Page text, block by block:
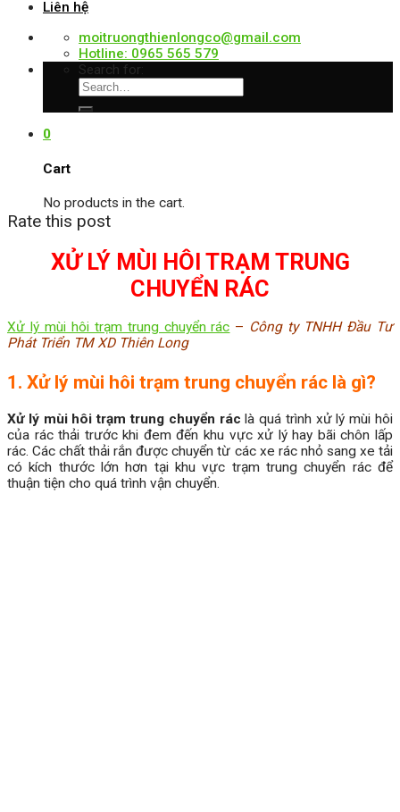
Liên hệ
moitruongthienlongco@gmail.com
Hotline: 0965 565 579
Search for:
0
Cart
No products in the cart.
Rate this post
XỬ LÝ MÙI HÔI TRẠM TRUNG
CHUYỂN RÁC
Xử lý mùi hôi trạm trung chuyển rác – Công ty TNHH Đầu Tư
Phát Triển TM XD Thiên Long
1. Xử lý mùi hôi trạm trung chuyển rác là gì?
Xử lý mùi hôi trạm trung chuyển ráclà quá trình xử lý mùi hôi
của rác thải trước khi đem đến khu vực xử lý hay bãi chôn lấp
rác. Các chất thải rắn được chuyển từ các xe rác nhỏ sang xe tải
có kích thước lớn hơn tại khu vực trạm trung chuyển rác để
thuận tiện cho quá trình vận chuyển.